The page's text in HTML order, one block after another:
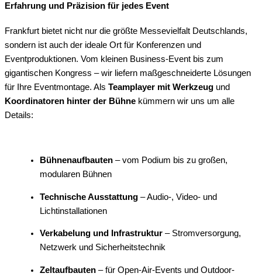
Erfahrung und Präzision für jedes Event
Frankfurt bietet nicht nur die größte Messevielfalt Deutschlands,
sondern ist auch der ideale Ort für Konferenzen und
Eventproduktionen. Vom kleinen Business-Event bis zum
gigantischen Kongress – wir liefern maßgeschneiderte Lösungen
für Ihre Eventmontage. Als Teamplayer mit Werkzeug und
Koordinatoren hinter der Bühne kümmern wir uns um alle
Details:
Bühnenaufbauten – vom Podium bis zu großen,
modularen Bühnen
Technische Ausstattung – Audio-, Video- und
Lichtinstallationen
Verkabelung und Infrastruktur – Stromversorgung,
Netzwerk und Sicherheitstechnik
Zeltaufbauten – für Open-Air-Events und Outdoor-